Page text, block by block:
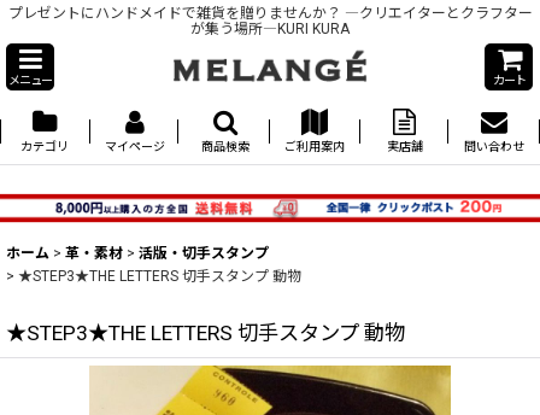
プレゼントにハンドメイドで雑貨を贈りませんか？ ―クリエイターとクラフター
が集う場所―KURI KURA
メニュー カート
カテゴリ マイページ 商品検索 ご利用案内 実店舗 問い合わせ
ホーム > 革・素材 > 活版・切手スタンプ
> ★STEP3★THE LETTERS 切手スタンプ 動物
★STEP3★THE LETTERS 切手スタンプ 動物